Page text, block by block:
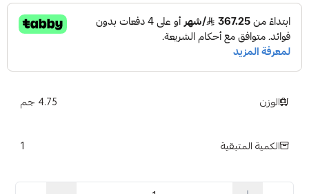
الوزن 4.75 جم
الكمية المتبقية 1